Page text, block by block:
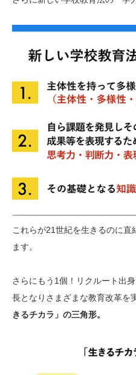
これらが21世紀を生きるのに
ます。
さらにもう1個！リクルート出
長となりさまざまな教育改革を
きるチカラ」の三角形。